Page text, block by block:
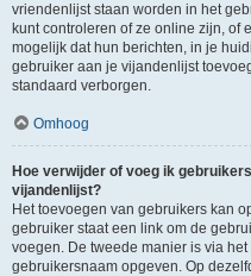
vriendenlijst staan worden in het
kunt controleren of ze online zijn, of
mogelijk dat hun berichten, in je
gebruiker aan je vijandenlijst
standaard verborgen.
Omhoog
Hoe verwijder of voeg ik
vijandenlijst?
Het toevoegen van gebruikers kan
gebruiker staat een link om de
voegen. De tweede manier is via
gebruikersnaam opgeven. Op